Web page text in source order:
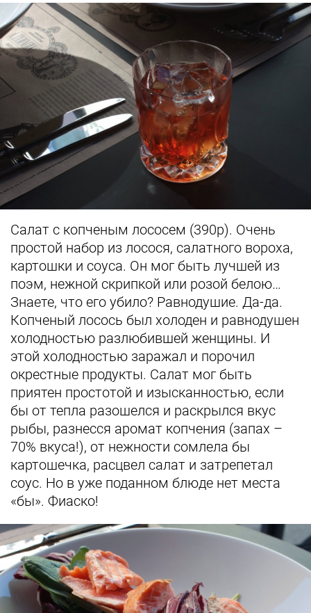
Салат с копченым лососем (390р). Очень
простой набор из лосося, салатного вороха,
картошки и соуса. Он мог быть лучшей из
поэм, нежной скрипкой или розой белою…
Знаете, что его убило? Равнодушие. Да-да.
Копченый лосось был холоден и равнодушен
холодностью разлюбившей женщины. И
этой холодностью заражал и порочил
окрестные продукты. Салат мог быть
приятен простотой и изысканностью, если
бы от тепла разошелся и раскрылся вкус
рыбы, разнесся аромат копчения (запах –
70% вкуса!), от нежности сомлела бы
картошечка, расцвел салат и затрепетал
соус. Но в уже поданном блюде нет места
«бы». Фиаско!